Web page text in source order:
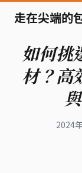
走在尖端的
如何挑
材？高
2024